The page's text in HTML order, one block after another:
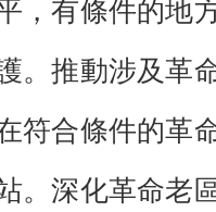
，有條件的地
。推動涉及革
符合條件的革
。深化革命老